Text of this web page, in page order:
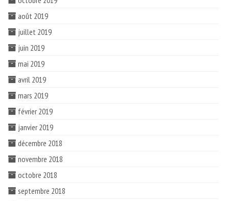
août 2019
juillet 2019
juin 2019
mai 2019
avril 2019
mars 2019
février 2019
janvier 2019
décembre 2018
novembre 2018
octobre 2018
septembre 2018